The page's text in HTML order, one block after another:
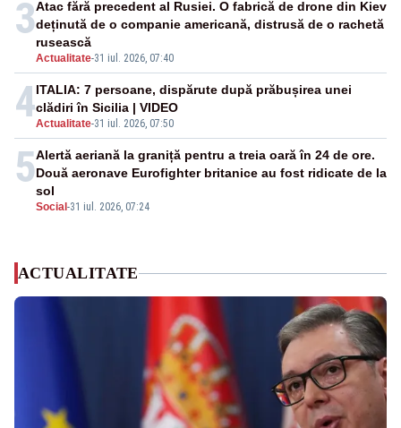
3
Actualitate-31 iul. 2026, 07:40
Atac fără precedent al Rusiei. O fabrică de drone din Kiev
deținută de o companie americană, distrusă de o rachetă
rusească
4Actualitate-31 iul. 2026, 07:50
ITALIA: 7 persoane, dispărute după prăbușirea unei
clădiri în Sicilia | VIDEO
5
Social -31 iul. 2026, 07:24
Alertă aeriană la graniță pentru a treia oară în 24 de ore.
Două aeronave Eurofighter britanice au fost ridicate de la
sol
ACTUALITATE